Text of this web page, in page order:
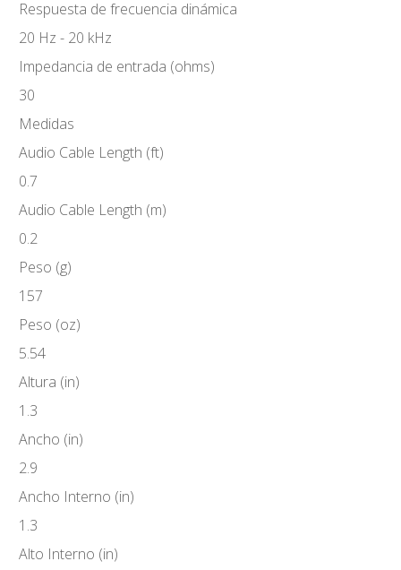
Respuesta de frecuencia dinámica
20 Hz - 20 kHz
Impedancia de entrada (ohms)
30
Medidas
Audio Cable Length (ft)
0.7
Audio Cable Length (m)
0.2
Peso (g)
157
Peso (oz)
5.54
Altura (in)
1.3
Ancho (in)
2.9
Ancho Interno (in)
1.3
Alto Interno (in)